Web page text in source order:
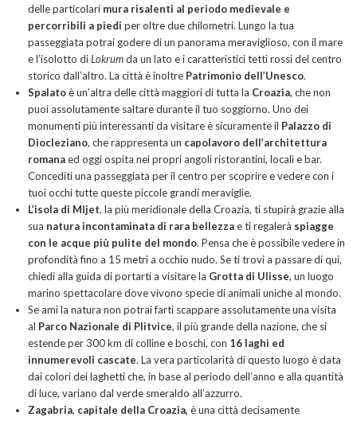
delle particolari mura risalenti al periodo medievale e
percorribili a piedi per oltre due chilometri. Lungo la tua
passeggiata potrai godere di un panorama meraviglioso, con il mare
e l’isolotto diLokrumda un lato e i caratteristici tetti rossi del centro
storico dall’altro. La città è inoltre Patrimonio dell’Unesco.
Spalatoè un’altra delle città maggiori di tutta la Croazia, che non
puoi assolutamente saltare durante il tuo soggiorno. Uno dei
monumenti più interessanti da visitare è sicuramente il Palazzo di
Diocleziano, che rappresenta un capolavoro dell’architettura
romanaed oggi ospita nei propri angoli ristorantini, locali e bar.
Concediti una passeggiata per il centro per scoprire e vedere con i
tuoi occhi tutte queste piccole grandi meraviglie.
L’isola di Mljet, la più meridionale della Croazia, ti stupirà grazie alla
sua natura incontaminata di rara bellezzae ti regalerà spiagge
con le acque più pulite del mondo. Pensa che è possibile vedere in
profondità fino a 15 metri a occhio nudo. Se ti trovi a passare di qui,
chiedi alla guida di portarti a visitare la Grotta di Ulisse, un luogo
marino spettacolare dove vivono specie di animali uniche al mondo.
Se ami la natura non potrai farti scappare assolutamente una visita
al Parco Nazionale di Plitvice, il più grande della nazione, che si
estende per 300 km di colline e boschi, con 16 laghi ed
innumerevoli cascate. La vera particolarità di questo luogo è data
dai colori dei laghetti che, in base al periodo dell’anno e alla quantità
di luce, variano dal verde smeraldo all’azzurro.
Zagabria, capitale della Croazia, è una città decisamente